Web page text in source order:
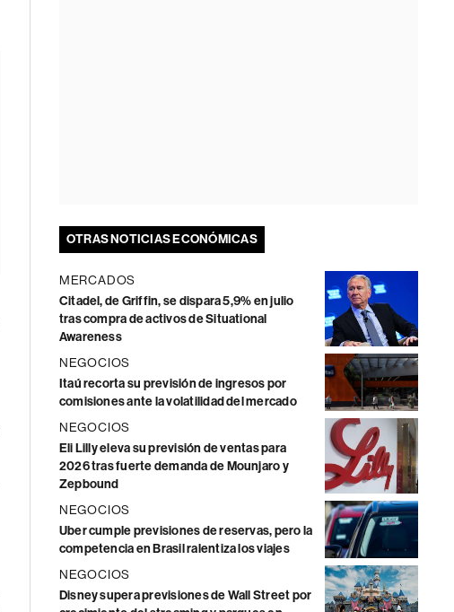
OTRAS NOTICIAS ECONÓMICAS
MERCADOS
Citadel, de Griffin, se dispara 5,9% en julio
tras compra de activos de Situational
Awareness
NEGOCIOS
Itaú recorta su previsión de ingresos por
comisiones ante la volatilidad del mercado
NEGOCIOS
Eli Lilly eleva su previsión de ventas para
2026 tras fuerte demanda de Mounjaro y
Zepbound
NEGOCIOS
Uber cumple previsiones de reservas, pero la
competencia en Brasil ralentiza los viajes
NEGOCIOS
Disney supera previsiones de Wall Street por